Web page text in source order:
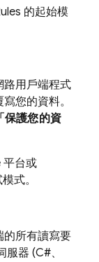
的起始模
路用戶端程式
您的資料。
保護您的資
平台或
式。
的所有讀寫要
器 (C#、